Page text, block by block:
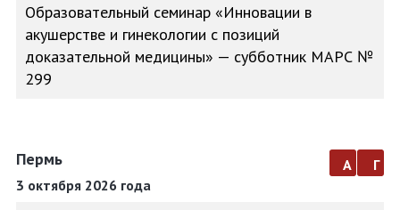
Образовательный семинар «Инновации в
акушерстве и гинекологии с позиций
доказательной медицины» — субботник МАРС №
299
Пермь
3 октября 2026 года
а г